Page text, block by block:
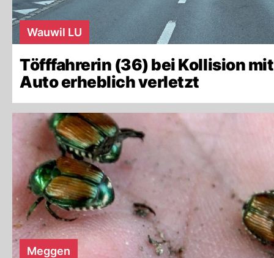
Wauwil LU
Töfffahrerin (36) bei Kollision mit
Auto erheblich verletzt
Meggen